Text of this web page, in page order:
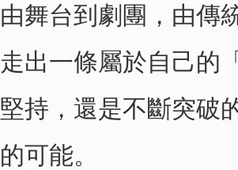
由舞台到劇團，由傳
走出一條屬於自己的
堅持，還是不斷突破
的可能。